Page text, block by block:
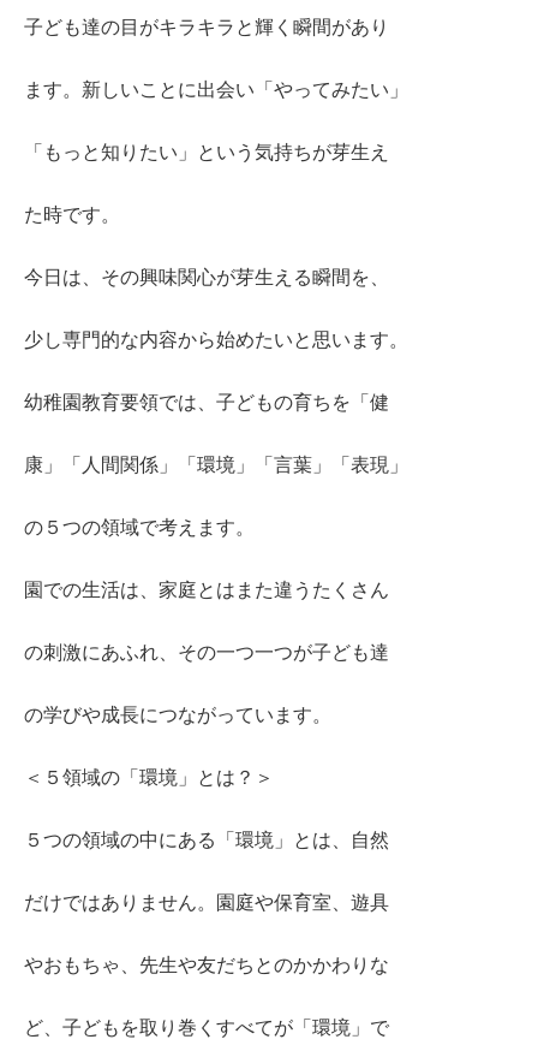
子ども達の目がキラキラと輝く瞬間があり
ます。新しいことに出会い「やってみたい」
「もっと知りたい」という気持ちが芽生え
た時です。
今日は、その興味関心が芽生える瞬間を、
少し専門的な内容から始めたいと思います。
幼稚園教育要領では、子どもの育ちを「健
康」「人間関係」「環境」「言葉」「表現」
の５つの領域で考えます。
園での生活は、家庭とはまた違うたくさん
の刺激にあふれ、その一つ一つが子ども達
の学びや成長につながっています。
＜５領域の「環境」とは？＞
５つの領域の中にある「環境」とは、自然
だけではありません。園庭や保育室、遊具
やおもちゃ、先生や友だちとのかかわりな
ど、子どもを取り巻くすべてが「環境」で